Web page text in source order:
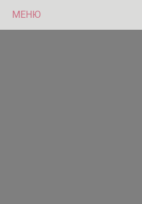
МЕНЮ